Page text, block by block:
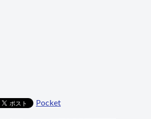
Pocket